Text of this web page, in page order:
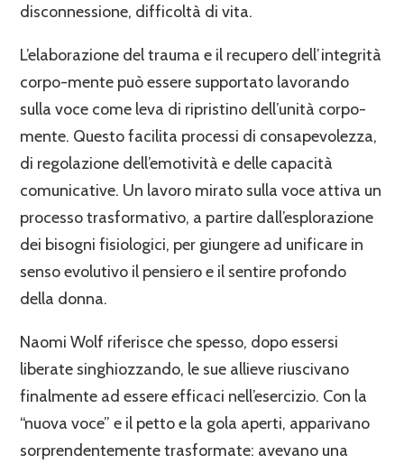
disconnessione, difficoltà di vita.
L’elaborazione del trauma e il recupero dell’integrità
corpo-mente può essere supportato lavorando
sulla voce come leva di ripristino dell’unità corpo-
mente. Questo facilita processi di consapevolezza,
di regolazione dell’emotività e delle capacità
comunicative. Un lavoro mirato sulla voce attiva un
processo trasformativo, a partire dall’esplorazione
dei bisogni fisiologici, per giungere ad unificare in
senso evolutivo il pensiero e il sentire profondo
della donna.
Naomi Wolf riferisce che spesso, dopo essersi
liberate singhiozzando, le sue allieve riuscivano
finalmente ad essere efficaci nell’esercizio. Con la
“nuova voce” e il petto e la gola aperti, apparivano
sorprendentemente trasformate: avevano una